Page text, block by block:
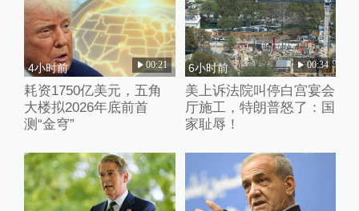
4小时前 00:21
耗资1750亿美元，五角
大楼拟2026年底前首
测“金穹”
6小时前 00:34
美上诉法院叫停白宫宴会
厅施工，特朗普怒了：国
家耻辱！